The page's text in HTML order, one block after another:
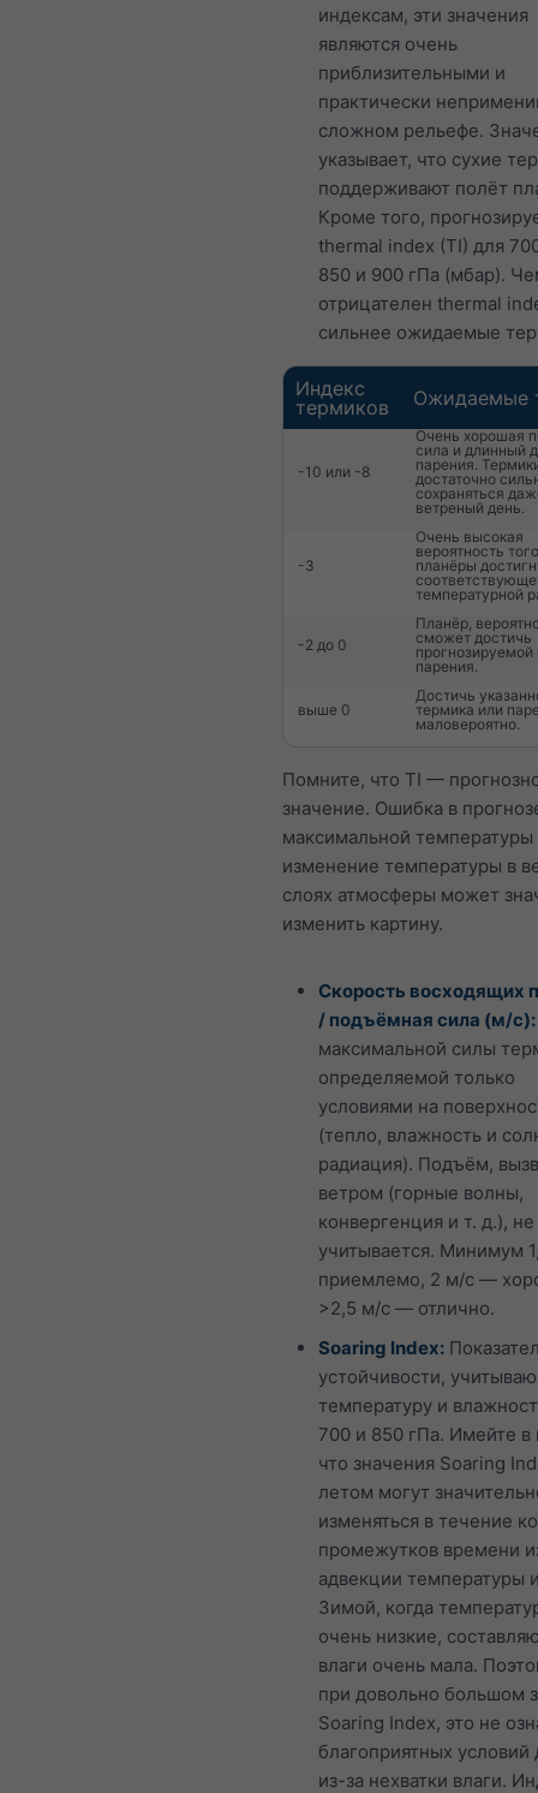
индексам, эти значения
являются очень
приблизительными и
практически
сложном рельефе.
указывает, что сухие
поддерживают полёт
Кроме того,
thermal index (TI) для
850 и 900 гПа (мбар).
отрицателен thermal
сильнее ожидаемые
Индекс
термиков
Ожидаемые
-10 или -8
Очень хорошая
сила и длинный
парения.
достаточно
сохраняться
ветреный день.
-3
Очень высокая
вероятность
планёры
температурной
-2 до 0
Планёр,
сможет достичь
парения.
выше 0
Достичь
термика или
маловероятно.
Помните, что TI —
значение. Ошибка в
максимальной температуры
изменение температуры в
слоях атмосферы может
изменить картину.
Скорость восходящих
/ подъёмная сила (м/с):
максимальной силы
определяемой только
условиями на
(тепло, влажность и
радиация). Подъём,
ветром (горные волны,
конвергенция и т. д.), не
учитывается. Минимум
приемлемо, 2 м/с —
>2,5 м/с — отлично.
Soaring Index:
устойчивости,
температуру и
700 и 850 гПа. Имейте в
что значения Soaring
летом могут
изменяться в течение
промежутков времени
адвекции температуры
Зимой, когда
очень низкие,
влаги очень мала.
при довольно большом
Soaring Index, это не
благоприятных условий
из-за нехватки влаги.